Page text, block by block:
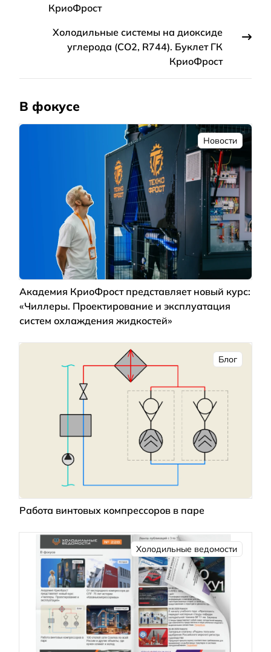
КриоФрост
Холодильные системы на диоксиде
углерода (СО2, R744). Буклет ГК
КриоФрост
В фокусе
Новости
Академия КриоФрост представляет новый курс:
«Чиллеры. Проектирование и эксплуатация
систем охлаждения жидкостей»
Блог
Работа винтовых компрессоров в паре
Холодильные ведомости